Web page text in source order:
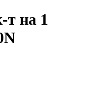
т на 1